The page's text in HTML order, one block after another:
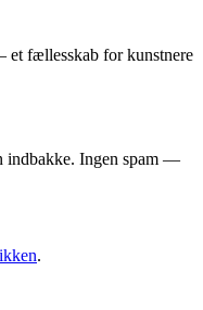
et fællesskab for kunstnere
indbakke. Ingen spam —
.